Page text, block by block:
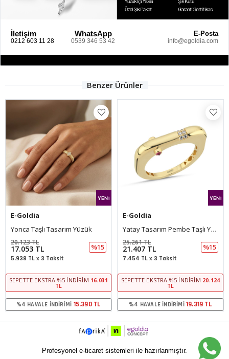
İletişim
0212 603 11 28
WhatsApp
0539 346 53 42
E-Posta
info@egoldia.com
Benzer Ürünler
E-Goldia
Yonca Taşlı Tasarım Yüzük
17.053 TL
20.123 TL
%15
5.938 TL x 3 Taksit
SEPETTE EKSTRA %5 İNDIRIM 16.031
TL
%4 HAVALE İNDIRIMI 15.390 TL
E-Goldia
Yatay Tasarım Pembe Taşlı Yüzük
21.407 TL
25.261 TL
%15
7.454 TL x 3 Taksit
SEPETTE EKSTRA %5 İNDIRIM 20.124
TL
%4 HAVALE İNDIRIMI 19.319 TL
Profesyonel e-ticaret sistemleri ile hazırlanmıştır.